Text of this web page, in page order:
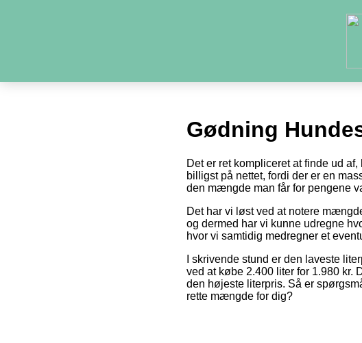
Gødning
Det er ret kompliceret at finde ud
billigst på nettet, fordi der er en
den mængde man får for pengene
Det har vi løst ved at notere
og dermed har vi kunne udregne
hvor vi samtidig medregner et
I skrivende stund er den laveste
ved at købe 2.400 liter for 1.980 kr.
den højeste literpris. Så er
rette mængde for dig?